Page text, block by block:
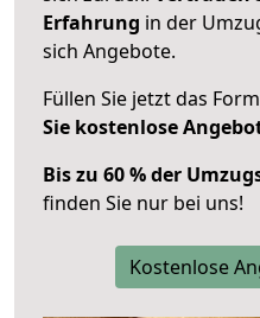
Erfahrung in der
sich Angebote.
Füllen Sie jetzt das
Sie kostenlose
Bis zu 60 % der
finden Sie nur bei uns!
Kostenlose